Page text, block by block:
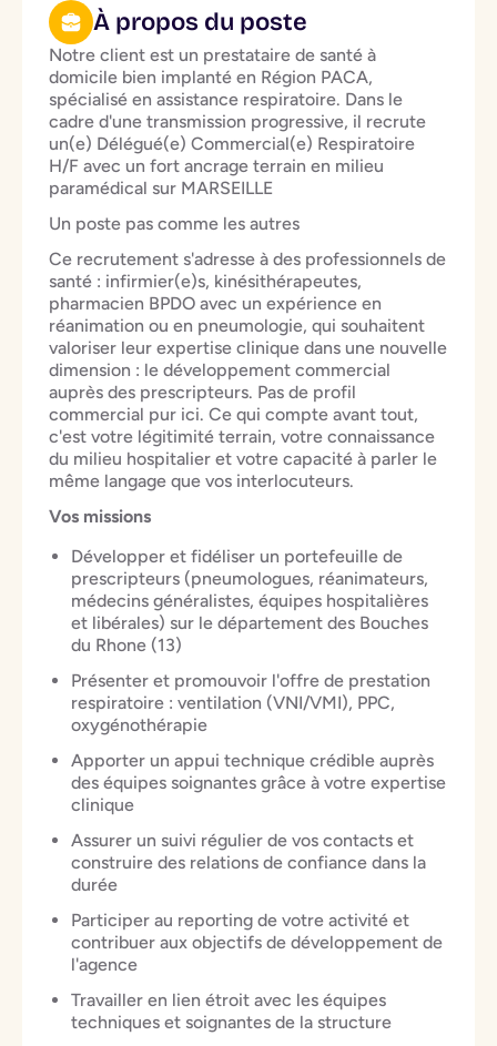
À propos du poste
Notre client est un prestataire de santé à
domicile bien implanté en Région PACA,
spécialisé en assistance respiratoire. Dans le
cadre d'une transmission progressive, il recrute
un(e) Délégué(e) Commercial(e) Respiratoire
H/F avec un fort ancrage terrain en milieu
paramédical sur MARSEILLE
Un poste pas comme les autres
Ce recrutement s'adresse à des professionnels de
santé : infirmier(e)s, kinésithérapeutes,
pharmacien BPDO avec un expérience en
réanimation ou en pneumologie, qui souhaitent
valoriser leur expertise clinique dans une nouvelle
dimension : le développement commercial
auprès des prescripteurs. Pas de profil
commercial pur ici. Ce qui compte avant tout,
c'est votre légitimité terrain, votre connaissance
du milieu hospitalier et votre capacité à parler le
même langage que vos interlocuteurs.
Vos missions
Développer et fidéliser un portefeuille de
prescripteurs (pneumologues, réanimateurs,
médecins généralistes, équipes hospitalières
et libérales) sur le département des Bouches
du Rhone (13)
Présenter et promouvoir l'offre de prestation
respiratoire : ventilation (VNI/VMI), PPC,
oxygénothérapie
Apporter un appui technique crédible auprès
des équipes soignantes grâce à votre expertise
clinique
Assurer un suivi régulier de vos contacts et
construire des relations de confiance dans la
durée
Participer au reporting de votre activité et
contribuer aux objectifs de développement de
l'agence
Travailler en lien étroit avec les équipes
techniques et soignantes de la structure